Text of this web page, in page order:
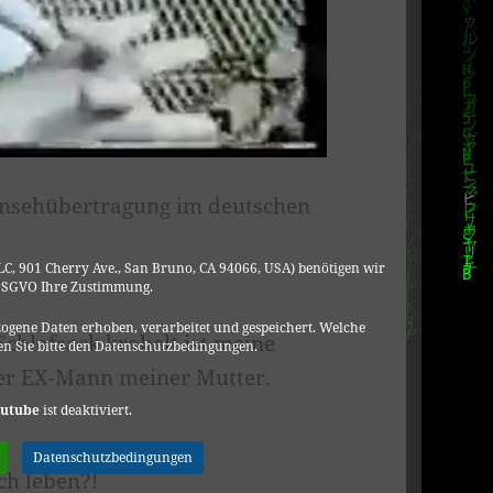
901 Cherry Ave., San Bruno, CA 94066, USA) benötigen wir
Ihre Zustimmung.
Daten erhoben, verarbeitet und gespeichert. Welche
Sie bitte den Datenschutzbedingungen.
ist deaktiviert.
Datenschutzbedingungen
im Fernsehen gezeigte
Metalpak-Limited-
im deutschen
krabelt ist meine
EX-Mann meiner Mutter.
leben?!